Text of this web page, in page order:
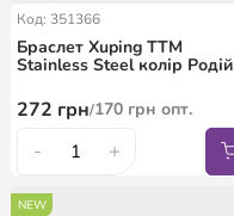
Код: 351366
Браслет Xuping ТТМ
Stainless Steel колір Родій
272 грн/170 грн опт.
- +
NEW